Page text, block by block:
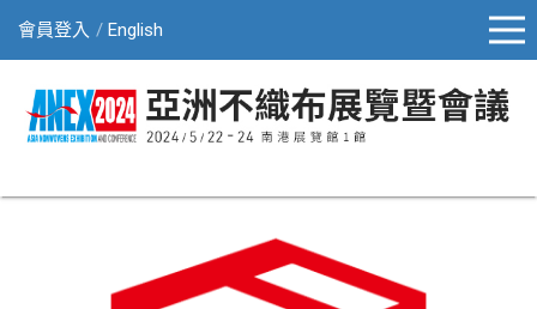
會員登入 English